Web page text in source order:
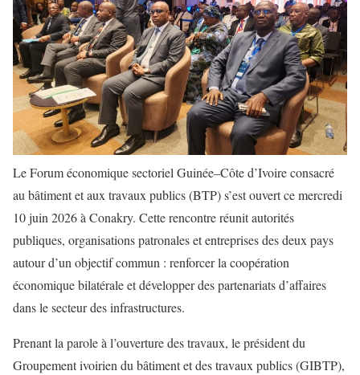
Le Forum économique sectoriel Guinée–Côte d’Ivoire consacré
au bâtiment et aux travaux publics (BTP) s’est ouvert ce mercredi
10 juin 2026 à Conakry. Cette rencontre réunit autorités
publiques, organisations patronales et entreprises des deux pays
autour d’un objectif commun : renforcer la coopération
économique bilatérale et développer des partenariats d’affaires
dans le secteur des infrastructures.
Prenant la parole à l’ouverture des travaux, le président du
Groupement ivoirien du bâtiment et des travaux publics (GIBTP),